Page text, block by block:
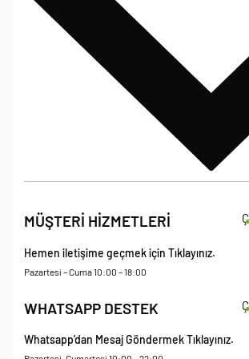
Çerez Politikası
Kişisel Verileri Koruma – Çerez ve Ticari
Mesafeli Satış Sözleşmesi
MÜŞTERİ HİZMETLERİ
Hemen iletişime geçmek için Tıklayınız.
Pazartesi – Cuma 10:00 – 18:00
WHATSAPP DESTEK
Whatsapp’dan Mesaj Göndermek Tıklayınız.